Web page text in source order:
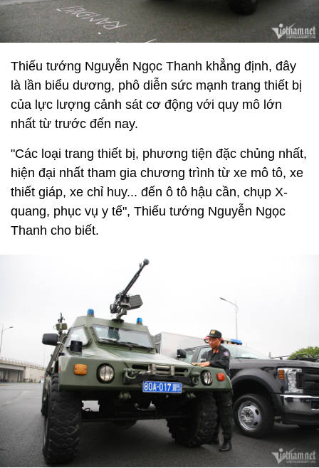
Thiếu tướng Nguyễn Ngọc Thanh khẳng định, đây
là lần biểu dương, phô diễn sức mạnh trang thiết bị
của lực lượng cảnh sát cơ động với quy mô lớn
nhất từ trước đến nay.
"Các loại trang thiết bị, phương tiện đặc chủng nhất,
hiện đại nhất tham gia chương trình từ xe mô tô, xe
thiết giáp, xe chỉ huy... đến ô tô hậu cần, chụp X-
quang, phục vụ y tế", Thiếu tướng Nguyễn Ngọc
Thanh cho biết.